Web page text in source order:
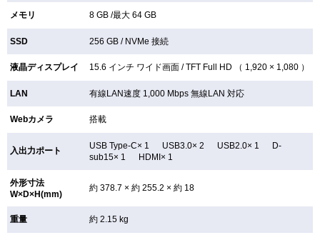
メモリ 8 GB /最大 64 GB
SSD 256 GB / NVMe 接続
液晶ディスプレイ 15.6 インチ ワイド画面 /TFT Full HD （ 1,920 × 1,080 ）
LAN 有線LAN速度 1,000 Mbps 無線LAN対応
Webカメラ 搭載
入出力ポート
USB Type-C× 1 USB3.0× 2 USB2.0× 1 D-
sub15× 1 HDMI× 1
外形寸法
W×D×H(mm)
約 378.7 × 約 255.2 × 約 18
重量 約 2.15 kg